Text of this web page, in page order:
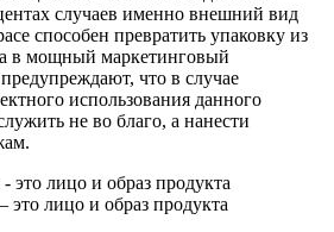
случаев именно внешний вид
способен превратить упаковку из
в мощный маркетинговый
что в случае
использования данного
не во благо, а нанести
лицо и образ продукта